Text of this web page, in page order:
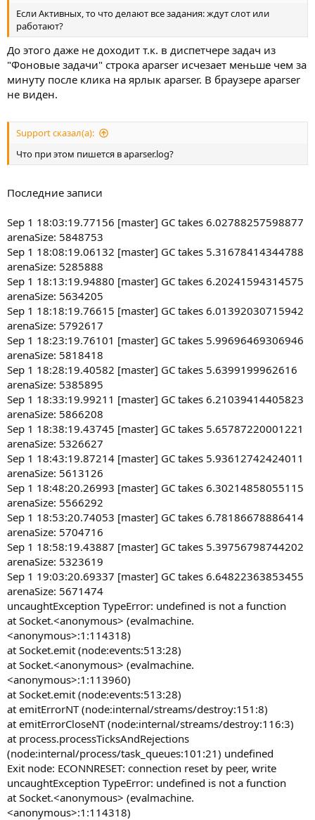
Если Активных, то что делают все задания: ждут слот или
работают?
До этого даже не доходит т.к. в диспетчере задач из
"Фоновые задачи" строка aparser исчезает меньше чем за
минуту после клика на ярлык aparser. В браузере aparser
не виден.
Support сказал(а):
Что при этом пишется в aparser.log?
Последние записи
Sep 1 18:03:19.77156 [master] GC takes 6.02788257598877
arenaSize: 5848753
Sep 1 18:08:19.06132 [master] GC takes 5.31678414344788
arenaSize: 5285888
Sep 1 18:13:19.94880 [master] GC takes 6.20241594314575
arenaSize: 5634205
Sep 1 18:18:19.76615 [master] GC takes 6.01392030715942
arenaSize: 5792617
Sep 1 18:23:19.76101 [master] GC takes 5.99696469306946
arenaSize: 5818418
Sep 1 18:28:19.40582 [master] GC takes 5.6399199962616
arenaSize: 5385895
Sep 1 18:33:19.99211 [master] GC takes 6.21039414405823
arenaSize: 5866208
Sep 1 18:38:19.43745 [master] GC takes 5.65787220001221
arenaSize: 5326627
Sep 1 18:43:19.87214 [master] GC takes 5.93612742424011
arenaSize: 5613126
Sep 1 18:48:20.26993 [master] GC takes 6.30214858055115
arenaSize: 5566292
Sep 1 18:53:20.74053 [master] GC takes 6.78186678886414
arenaSize: 5704716
Sep 1 18:58:19.43887 [master] GC takes 5.39756798744202
arenaSize: 5323619
Sep 1 19:03:20.69337 [master] GC takes 6.64822363853455
arenaSize: 5671474
uncaughtException TypeError: undefined is not a function
at Socket.<anonymous> (evalmachine.
<anonymous>:1:114318)
at Socket.emit (node:events:513:28)
at Socket.<anonymous> (evalmachine.
<anonymous>:1:113960)
at Socket.emit (node:events:513:28)
at emitErrorNT (node:internal/streams/destroy:151:8)
at emitErrorCloseNT (node:internal/streams/destroy:116:3)
at process.processTicksAndRejections
(node:internal/process/task_queues:101:21) undefined
Exit node: ECONNRESET: connection reset by peer, write
uncaughtException TypeError: undefined is not a function
at Socket.<anonymous> (evalmachine.
<anonymous>:1:114318)